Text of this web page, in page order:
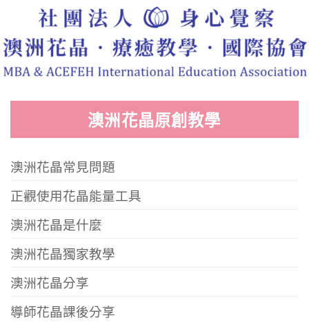
澳洲花晶原創教學
澳洲花晶常見問題
正觀使用花晶能量工具
澳洲花晶是什麼
澳洲花晶獨家教學
澳洲花晶分享
導師花晶課後分享